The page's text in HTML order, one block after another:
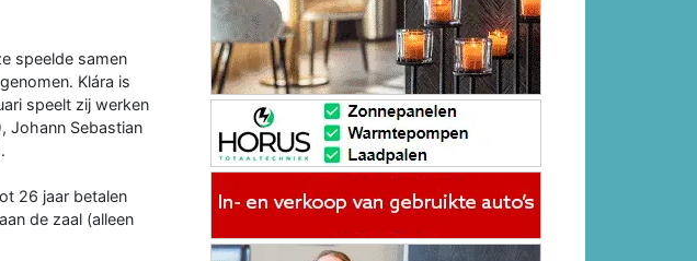
speelde samen
Klára is
speelt zij werken
Johann Sebastian
26 jaar betalen
de zaal (alleen